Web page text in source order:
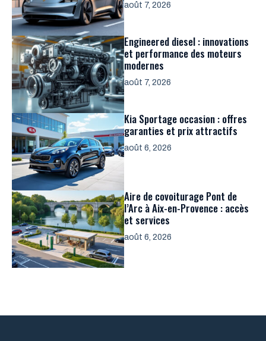
août 7, 2026
Engineered diesel : innovations
et performance des moteurs
modernes
août 7, 2026
Kia Sportage occasion : offres
garanties et prix attractifs
août 6, 2026
Aire de covoiturage Pont de
l’Arc à Aix-en-Provence : accès
et services
août 6, 2026